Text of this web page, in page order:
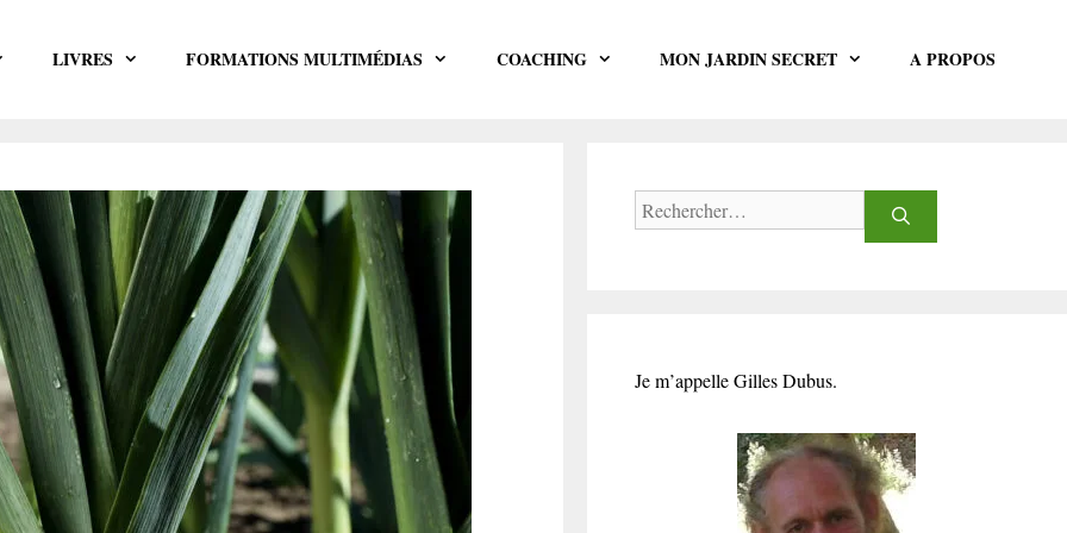
LIVRES FORMATIONS MULTIMÉDIAS COACHING MON JARDIN SECRET A PROPOS
Rechercher :
Je m’appelle Gilles Dubus.